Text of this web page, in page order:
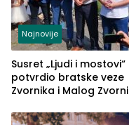
Najnovije
Susret „Ljudi i mostovi“
potvrdio bratske veze
Zvornika i Malog